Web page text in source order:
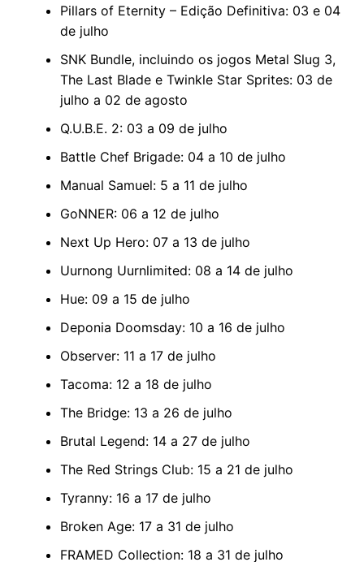
Pillars of Eternity – Edição Definitiva: 03 e 04
de julho
SNK Bundle, incluindo os jogos Metal Slug 3,
The Last Blade e Twinkle Star Sprites: 03 de
julho a 02 de agosto
Q.U.B.E. 2: 03 a 09 de julho
Battle Chef Brigade: 04 a 10 de julho
Manual Samuel: 5 a 11 de julho
GoNNER: 06 a 12 de julho
Next Up Hero: 07 a 13 de julho
Uurnong Uurnlimited: 08 a 14 de julho
Hue: 09 a 15 de julho
Deponia Doomsday: 10 a 16 de julho
Observer: 11 a 17 de julho
Tacoma: 12 a 18 de julho
The Bridge: 13 a 26 de julho
Brutal Legend: 14 a 27 de julho
The Red Strings Club: 15 a 21 de julho
Tyranny: 16 a 17 de julho
Broken Age: 17 a 31 de julho
FRAMED Collection: 18 a 31 de julho